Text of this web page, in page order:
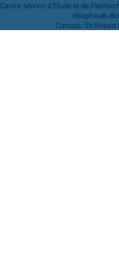
Centre Ivoirien d’Etude et de
Houphouët-
Contact : Dr